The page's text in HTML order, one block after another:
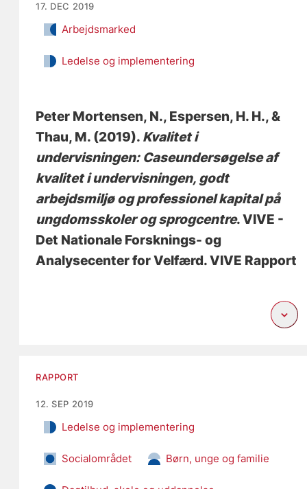
17. DEC 2019
Arbejdsmarked
Ledelse og implementering
Peter Mortensen, N., Espersen, H. H., &
Thau, M. (2019). Kvalitet i
undervisningen: Caseundersøgelse af
kvalitet i undervisningen, godt
arbejdsmiljø og professionel kapital på
ungdomsskoler og sprogcentre. VIVE -
Det Nationale Forsknings- og
Analysecenter for Velfærd. VIVE Rapport
RAPPORT
12. SEP 2019
Ledelse og implementering
Socialområdet Børn, unge og familie